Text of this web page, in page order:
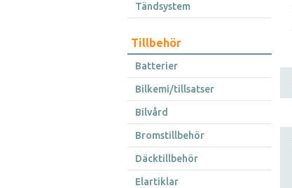
Tändsystem
Tillbehör
Batterier
Bilkemi/tillsatser
Bilvård
Bromstillbehör
Däcktillbehör
Elartiklar